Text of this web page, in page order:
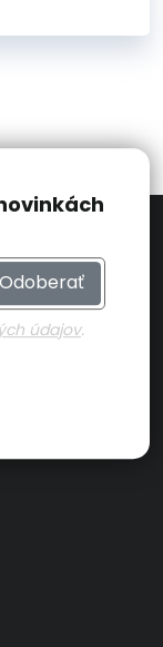
Odoberať
údajov.